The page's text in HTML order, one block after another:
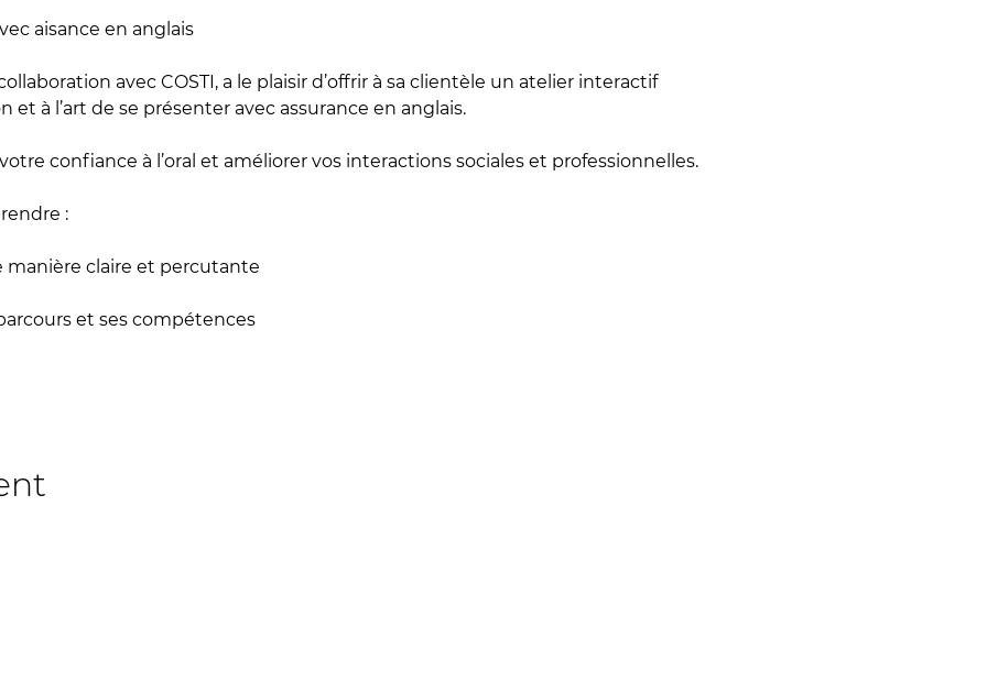
aisance en anglais
à l’art de se présenter avec assurance en anglais.
confiance à l’oral et améliorer vos interactions sociales et professionnelles.
:
manière claire et percutante
et ses compétences